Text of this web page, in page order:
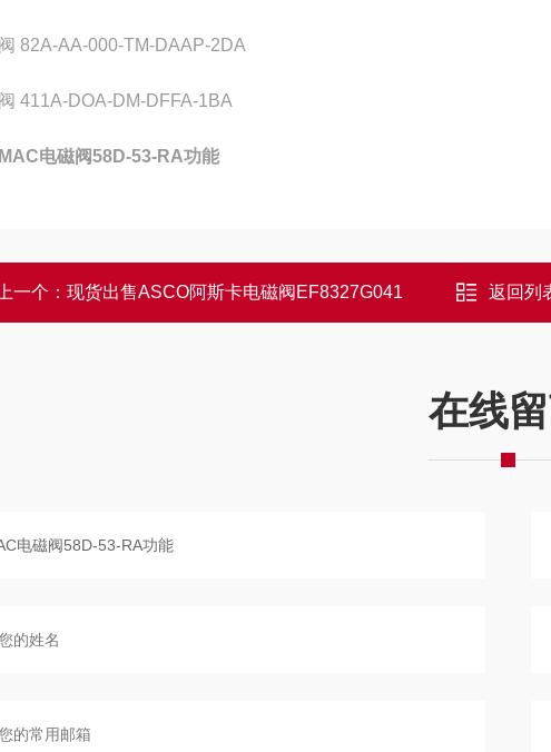
82A-AA-000-TM-DAAP-2DA
411A-DOA-DM-DFFA-1BA
电磁阀58D-53-RA功能
一个： 现货出售ASCO阿斯卡电磁阀EF8327G041 返回列
在线